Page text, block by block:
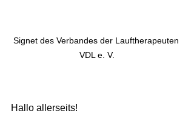
Signet des Verbandes der Lauftherapeuten
VDL e. V.
Hallo allerseits!